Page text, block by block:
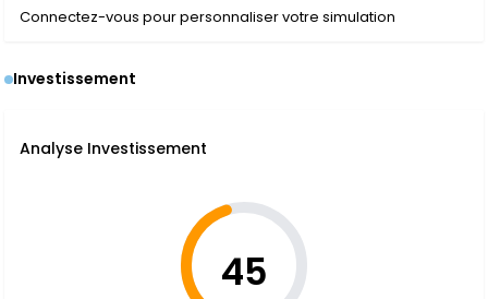
Connectez-vous pour personnaliser votre simulation
Investissement
Analyse Investissement
45